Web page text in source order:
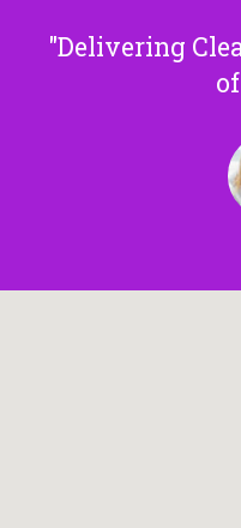
Delivering